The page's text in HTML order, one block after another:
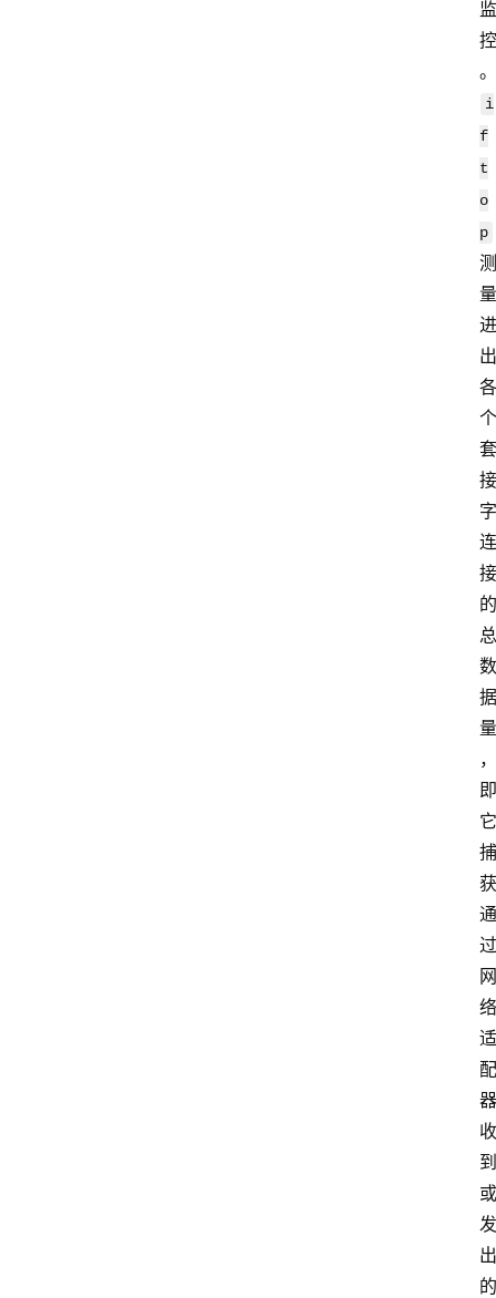
监
控
i
f
t
o
p
测
量
进
出
各
个
套
接
字
连
接
的
总
数
据
量
，
即
它
捕
获
通
过
网
络
适
配
器
收
到
或
发
出
的